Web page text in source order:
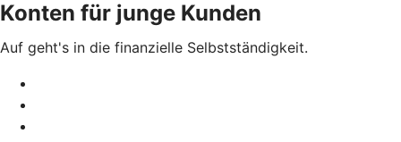
Konten für junge Kunden
Auf geht's in die finanzielle Selbstständigkeit.